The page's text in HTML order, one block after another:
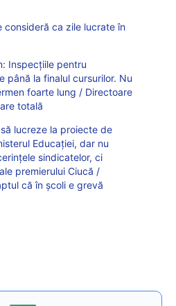
consideră ca zile lucrate în
Inspecțiile pentru
până la finalul cursurilor. Nu
foarte lung / Directoare
totală
lucreze la proiecte de
Educației, dar nu
sindicatelor, ci
premierului Ciucă /
că în școli e grevă